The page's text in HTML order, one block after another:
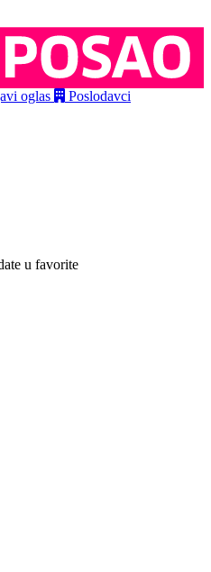
oglas Poslodavci
u favorite